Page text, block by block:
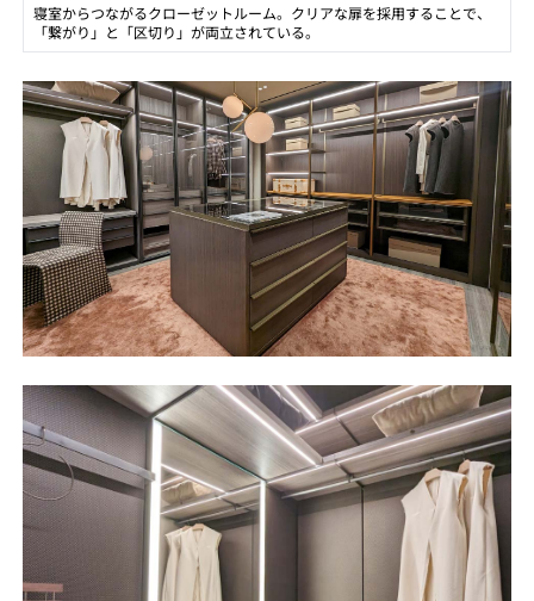
寝室からつながるクローゼットルーム。クリアな扉を採用することで、
「繋がり」と「区切り」が両立されている。